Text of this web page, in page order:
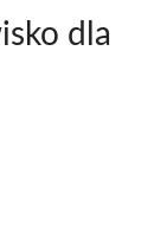
dla